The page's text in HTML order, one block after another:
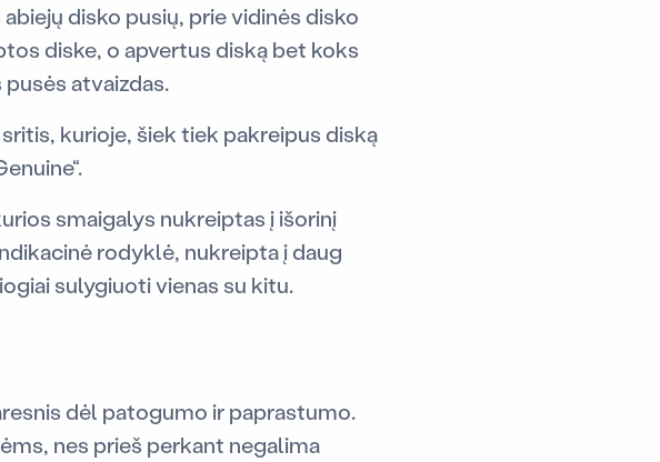
disko pusių, prie vidinės disko
diske, o apvertus diską bet koks
atvaizdas.
kurioje, šiek tiek pakreipus diską
smaigalys nukreiptas į išorinį
rodyklė, nukreipta į daug
sulygiuoti vienas su kitu.
dėl patogumo ir paprastumo.
nes prieš perkant negalima